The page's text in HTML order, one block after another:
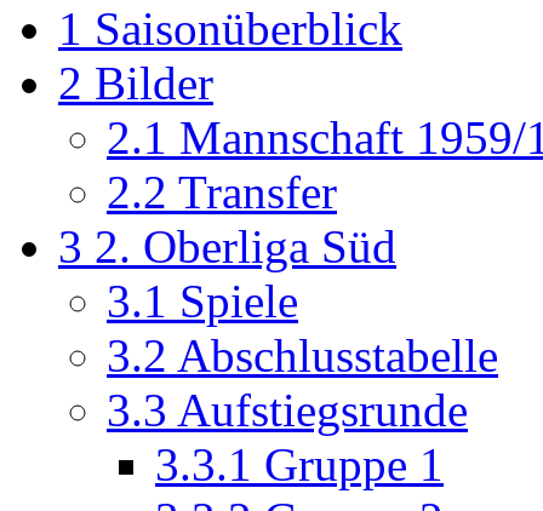
1 Saisonüberblick
2 Bilder
2.1 Mannschaft 1959/
2.2 Transfer
3 2. Oberliga Süd
3.1 Spiele
3.2 Abschlusstabelle
3.3 Aufstiegsrunde
3.3.1 Gruppe 1